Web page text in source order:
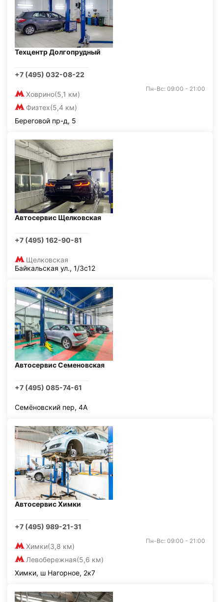
Техцентр Долгопрудный
+7 (495) 032-08-22
Ховрино(5,1 км)
Физтех(5,4 км)
Пн-Вс: 09:00 - 21:00
Береговой пр-д, 5
Автосервис Щелковская
+7 (495) 162-90-81
Щелковская
Байкальская ул., 1/3с12
Автосервис Семеновская
+7 (495) 085-74-61
Семёновский пер, 4А
Автосервис Химки
+7 (495) 989-21-31
Химки(3,8 км)
Левобережная(5,6 км)
Пн-Вс: 09:00 - 21:00
Химки, ш Нагорное, 2к7